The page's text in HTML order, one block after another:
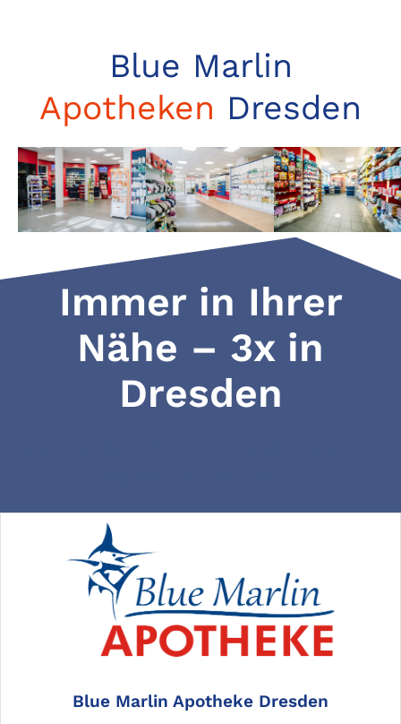
springen
Blue Marlin
Apotheken Dresden
Immer in Ihrer
Nähe – 3x in
Dresden
Blue Marlin Apotheke Dresden